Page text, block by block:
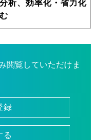
析、効率化・省力化
閲覧していただけま
録
る